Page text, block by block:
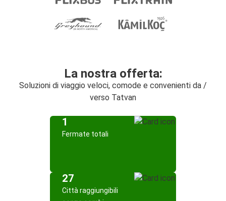
La nostra offerta:
Soluzioni di viaggio veloci, comode e convenienti da /
verso Tatvan
1
Fermate totali
27
Città raggiungibili